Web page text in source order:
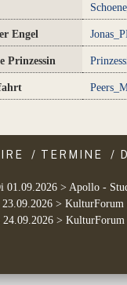
Engel
Prinzessin
/ TERMINE /
01.09.2026 > Apollo -
>
>